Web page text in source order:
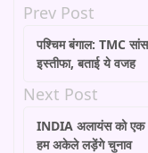
Prev Post
पश्चिम बंगाल: TMC
इस्तीफा, बताई ये वजह
Next Post
INDIA अलायंस को एक
हम अकेले लड़ेंगे चुनाव